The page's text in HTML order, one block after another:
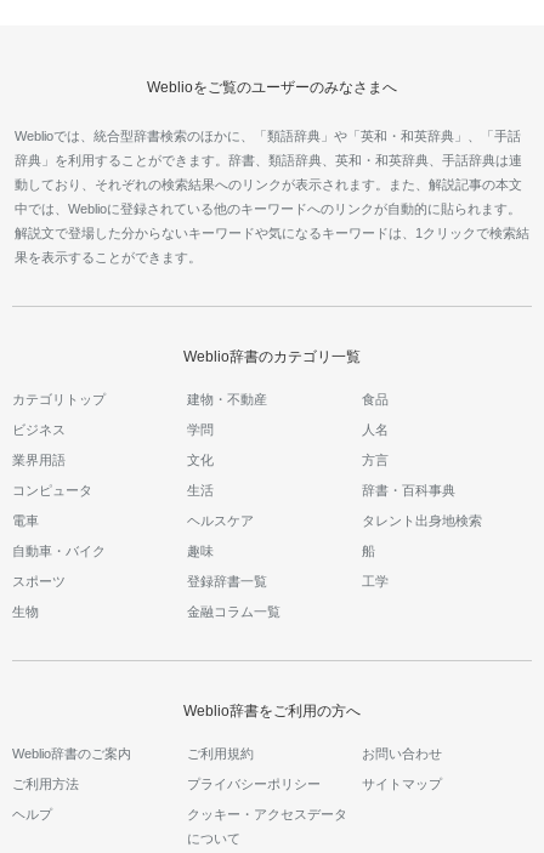
Weblioをご覧のユーザーのみなさまへ
Weblioでは、統合型辞書検索のほかに、「類語辞典」や「英和・和英辞典」、「手話
辞典」を利用することができます。辞書、類語辞典、英和・和英辞典、手話辞典は連
動しており、それぞれの検索結果へのリンクが表示されます。また、解説記事の本文
中では、Weblioに登録されている他のキーワードへのリンクが自動的に貼られます。
解説文で登場した分からないキーワードや気になるキーワードは、1クリックで検索結
果を表示することができます。
Weblio辞書のカテゴリ一覧
カテゴリトップ 建物・不動産 食品
ビジネス 学問 人名
業界用語 文化 方言
コンピュータ 生活 辞書・百科事典
電車 ヘルスケア タレント出身地検索
自動車・バイク 趣味 船
スポーツ 登録辞書一覧 工学
生物 金融コラム一覧
Weblio辞書をご利用の方へ
Weblio辞書のご案内 ご利用規約 お問い合わせ
ご利用方法 プライバシーポリシー サイトマップ
ヘルプ
クッキー・アクセスデータ
について